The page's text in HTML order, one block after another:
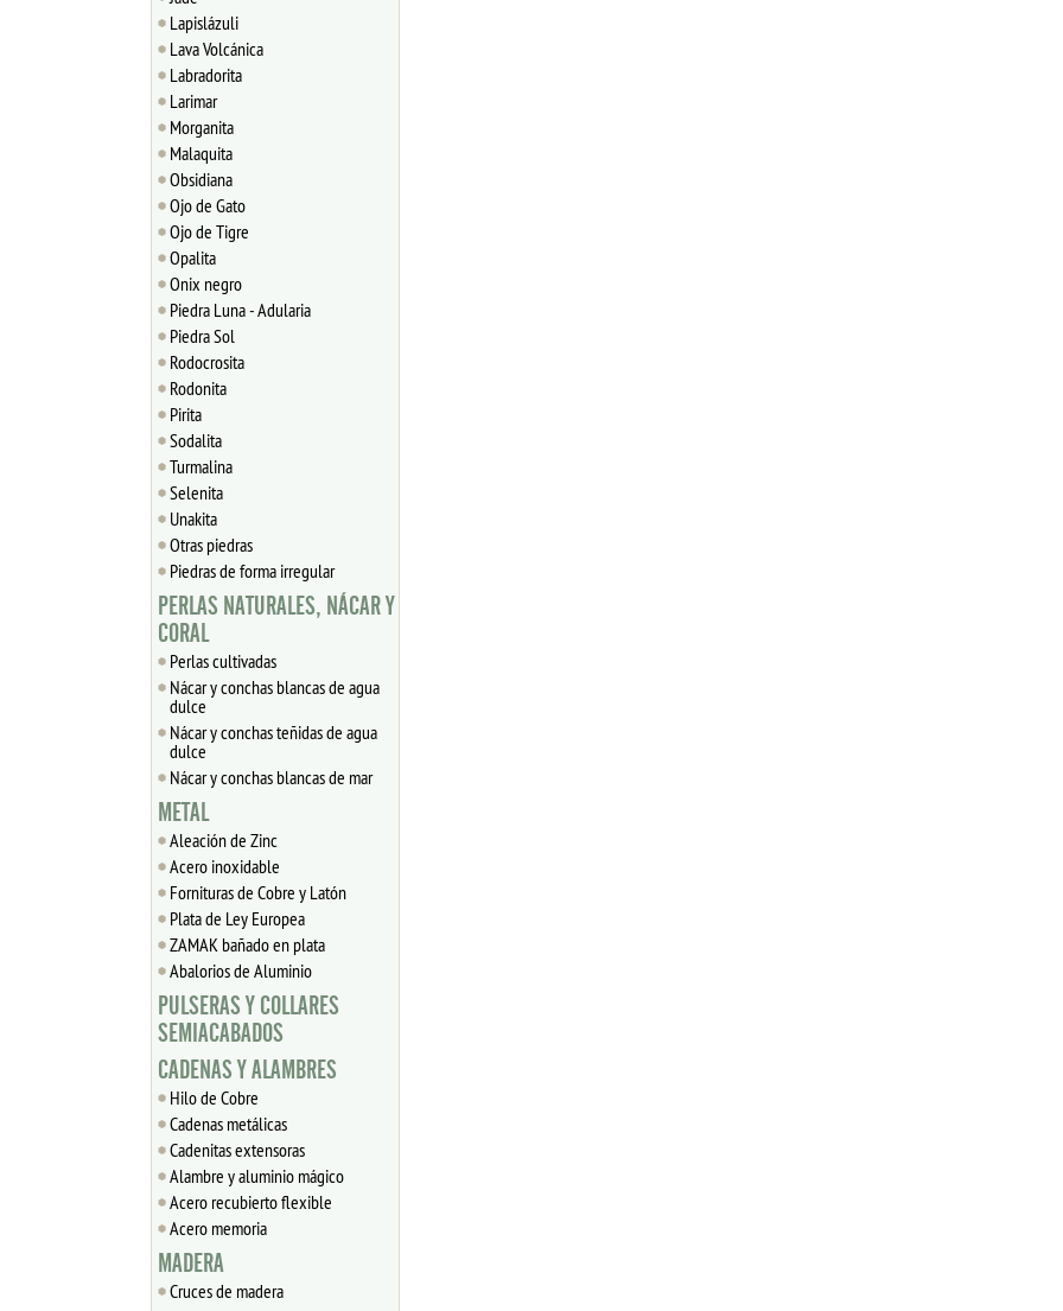
Lapislázuli
Lava Volcánica
Labradorita
Larimar
Morganita
Malaquita
Obsidiana
Ojo de Gato
Ojo de Tigre
Opalita
Onix negro
Piedra Luna - Adularia
Piedra Sol
Rodocrosita
Rodonita
Pirita
Sodalita
Turmalina
Selenita
Unakita
Otras piedras
Piedras de forma irregular
PERLAS NATURALES, NÁCAR Y
CORAL
Perlas cultivadas
Nácar y conchas blancas de agua
dulce
Nácar y conchas teñidas de agua
dulce
Nácar y conchas blancas de mar
METAL
Aleación de Zinc
Acero inoxidable
Fornituras de Cobre y Latón
Plata de Ley Europea
ZAMAK bañado en plata
Abalorios de Aluminio
PULSERAS Y COLLARES
SEMIACABADOS
CADENAS Y ALAMBRES
Hilo de Cobre
Cadenas metálicas
Cadenitas extensoras
Alambre y aluminio mágico
Acero recubierto flexible
Acero memoria
MADERA
Cruces de madera